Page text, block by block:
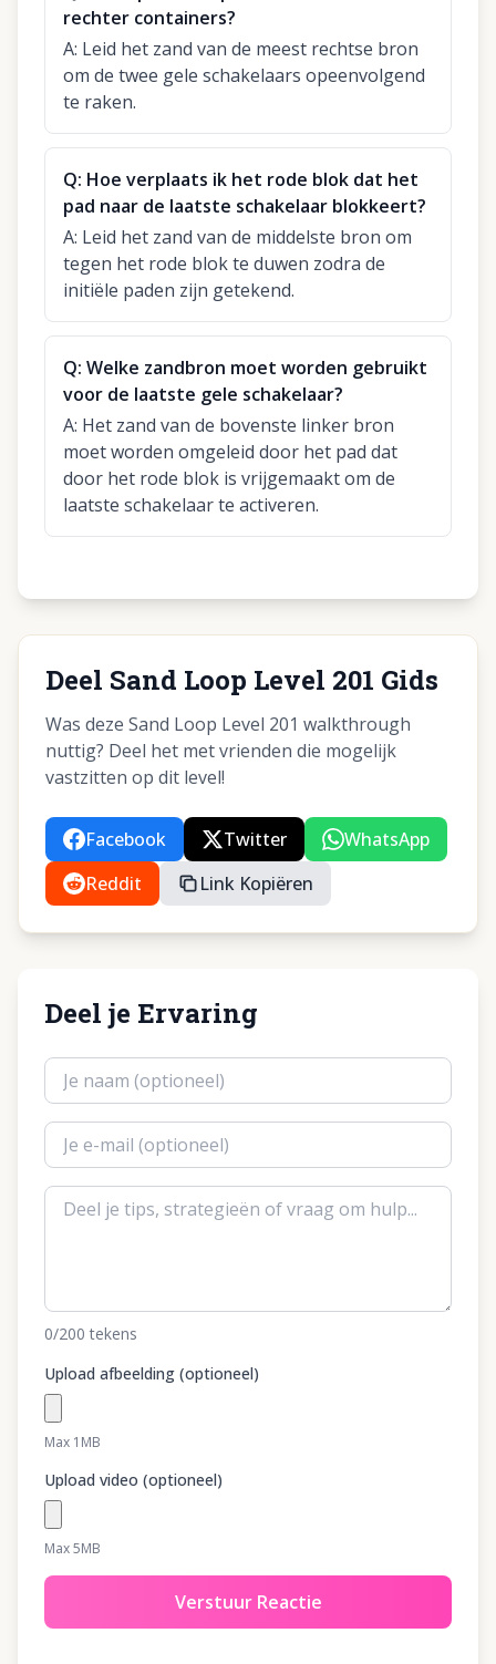
rechter containers?
A: Leid het zand van de meest rechtse bron
om de twee gele schakelaars opeenvolgend
te raken.
Q: Hoe verplaats ik het rode blok dat het
pad naar de laatste schakelaar blokkeert?
A: Leid het zand van de middelste bron om
tegen het rode blok te duwen zodra de
initiële paden zijn getekend.
Q: Welke zandbron moet worden gebruikt
voor de laatste gele schakelaar?
A: Het zand van de bovenste linker bron
moet worden omgeleid door het pad dat
door het rode blok is vrijgemaakt om de
laatste schakelaar te activeren.
Deel Sand Loop Level 201 Gids
Was deze Sand Loop Level 201 walkthrough
nuttig? Deel het met vrienden die mogelijk
vastzitten op dit level!
Facebook Twitter
WhatsApp
Reddit
Link Kopiëren
Deel je Ervaring
0/200 tekens
Upload afbeelding (optioneel)
Max 1MB
Upload video (optioneel)
Max 5MB
Verstuur Reactie